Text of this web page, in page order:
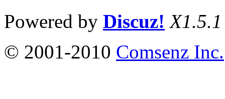
Powered by Discuz! X1.5.1
© 2001-2010 Comsenz Inc.